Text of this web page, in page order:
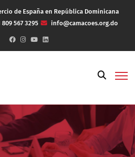
de España en República Dominicana
809 567 3295
info@camacoes.org.do